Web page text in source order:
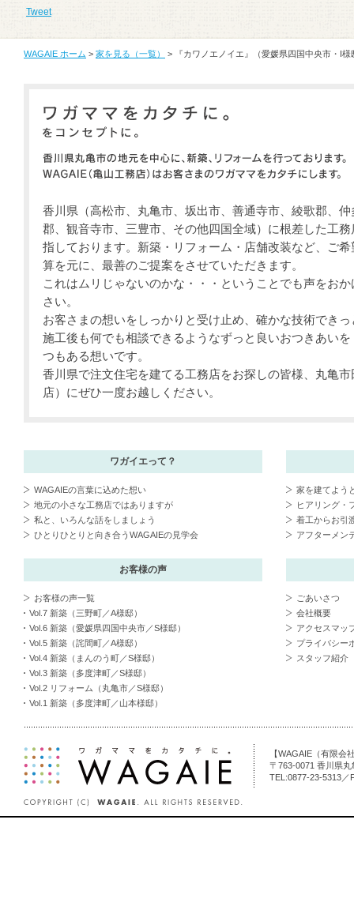
Tweet
WAGAIE ホーム > 家を見る（一覧） > 『カワノエノイエ』（愛媛県四国中央市・I様
香川県（高松市、丸亀市、坂出市、善通寺市、綾歌郡、仲
郡、観音寺市、三豊市、その他四国全域）に根差した工務
指しております。新築・リフォーム・店舗改装など、ご希
算を元に、最善のご提案をさせていただきます。
これはムリじゃないのかな・・・ということでも声をおか
さい。
お客さまの想いをしっかりと受け止め、確かな技術でき
施工後も何でも相談できるようなずっと良いおつきあい
つもある想いです。
香川県で注文住宅を建てる工務店をお探しの皆様、丸亀
店）にぜひ一度お越しください。
ワガイエって？
WAGAIEの言葉に込めた想い
地元の小さな工務店ではありますが
私と、いろんな話をしましょう
ひとりひとりと向き合うWAGAIEの見学会
家を建てよう
ヒアリング・
着工からお引
アフターメン
お客様の声
お客様の声一覧
Vol.7 新築（三野町／A様邸）
Vol.6 新築（愛媛県四国中央市／S様邸）
Vol.5 新築（詫間町／A様邸）
Vol.4 新築（まんのう町／S様邸）
Vol.3 新築（多度津町／S様邸）
Vol.2 リフォーム（丸亀市／S様邸）
Vol.1 新築（多度津町／山本様邸）
ごあいさつ
会社概要
アクセスマッ
プライバシー
スタッフ紹介
【WAGAIE（有限会
〒763-0071 香川県
TEL:0877-23-5313／